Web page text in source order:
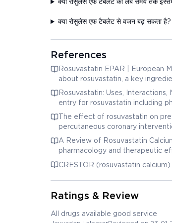
क्या रोसुलेस एफ टैबलेट को लंबे समय तक
क्या रोसुलेस एफ टैबलेट से वजन बढ़ सकता है?
References
Rosuvastatin EPAR | European Medicines Agency. Provides detailed
about rosuvastatin, a key
Rosuvastatin: Uses, Interactions, Mechanism of
entry for rosuvastatin including
The effect of rosuvastatin on
percutaneous coronary
Biotechnology Information.
A Review of Rosuvastatin
pharmacology and therapeutic
CRESTOR (rosuvastatin
Ratings & Review
All drugs available good service